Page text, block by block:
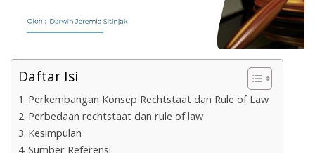
Daftar Isi
Perkembangan Konsep Rechtstaat dan Rule of Law
Perbedaan rechtstaat dan rule of law
Kesimpulan
Sumber Referensi